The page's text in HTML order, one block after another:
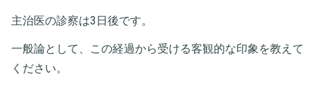
主治医の診察は3日後です。
一般論として、この経過から受ける客観的な印象を教えて
ください。